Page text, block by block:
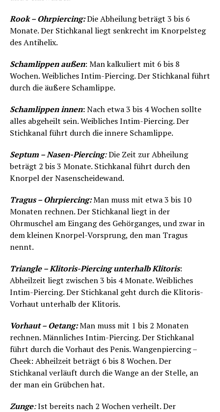
Rook – Ohrpiercing:Die Abheilung beträgt 3 bis 6
Monate. Der Stichkanal liegt senkrecht im Knorpelsteg
des Antihelix.
Schamlippen außen: Man kalkuliert mit 6 bis 8
Wochen. Weibliches Intim-Piercing. Der Stichkanal führt
durch die äußere Schamlippe.
Schamlippen innen:Nach etwa 3 bis 4 Wochen sollte
alles abgeheilt sein. Weibliches Intim-Piercing. Der
Stichkanal führt durch die innere Schamlippe.
Septum – Nasen-Piercing:Die Zeit zur Abheilung
beträgt 2 bis 3 Monate. Stichkanal führt durch den
Knorpel der Nasenscheidewand.
Tragus – Ohrpiercing:Man muss mit etwa 3 bis 10
Monaten rechnen. Der Stichkanal liegt in der
Ohrmuschel am Eingang des Gehörganges, und zwar in
dem kleinen Knorpel-Vorsprung, den man Tragus
nennt.
Triangle – Klitoris-Piercing unterhalb Klitoris:
Abheilzeit liegt zwischen 3 bis 4 Monate. Weibliches
Intim-Piercing. Der Stichkanal geht durch die Klitoris-
Vorhaut unterhalb der Klitoris.
Vorhaut – Oetang:Man muss mit 1 bis 2 Monaten
rechnen. Männliches Intim-Piercing. Der Stichkanal
führt durch die Vorhaut des Penis. Wangenpiercing –
Cheek: Abheilzeit beträgt 6 bis 8 Wochen. Der
Stichkanal verläuft durch die Wange an der Stelle, an
der man ein Grübchen hat.
Zunge:Ist bereits nach 2 Wochen verheilt. Der